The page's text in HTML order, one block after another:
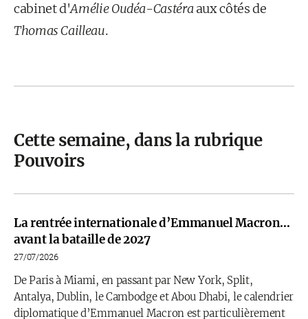
cabinet d'Amélie Oudéa-Castéraaux côtés de
Thomas Cailleau.
Cette semaine, dans la rubrique
Pouvoirs
La rentrée internationale d’Emmanuel Macron…
avant la bataille de 2027
27/07/2026
De Paris à Miami, en passant par New York, Split,
Antalya, Dublin, le Cambodge et Abou Dhabi, le calendrier
diplomatique d’Emmanuel Macron est particulièrement